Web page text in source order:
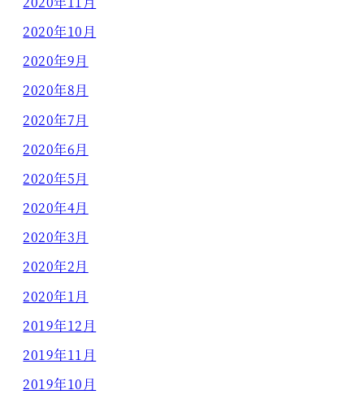
2020年10月
2020年9月
2020年8月
2020年7月
2020年6月
2020年5月
2020年4月
2020年3月
2020年2月
2020年1月
2019年12月
2019年11月
2019年10月